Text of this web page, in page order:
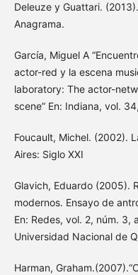
Deleuze y Guattari.
Anagrama.
García, Miguel A
actor-red y la escena
laboratory: The actor-
scene” En: Indiana, vol.
Foucault, Michel. (2002).
Aires: Siglo XXI
Glavich, Eduardo (2005).
modernos. Ensayo de
En: Redes, vol. 2, núm.
Universidad Nacional de
Harman,